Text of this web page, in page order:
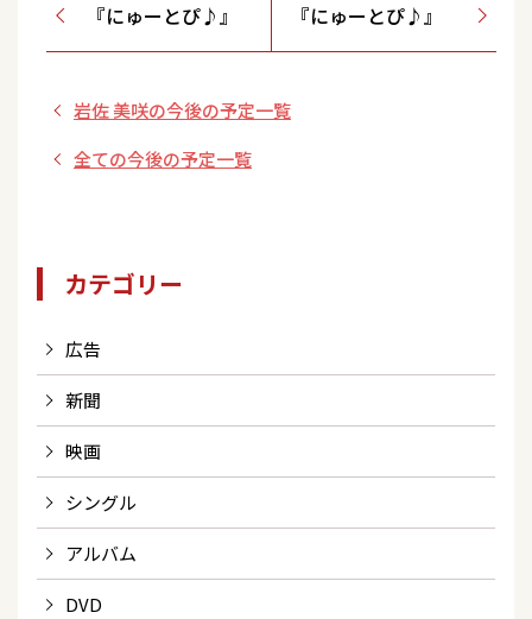
『にゅーとぴ♪』 『にゅーとぴ♪』
岩佐 美咲の今後の予定一覧
全ての今後の予定一覧
カテゴリー
広告
新聞
映画
シングル
アルバム
DVD